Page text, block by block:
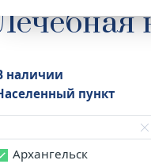
наличии
пункт
Архангельск